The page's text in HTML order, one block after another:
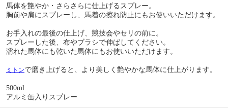
馬体を艶やか・さらさらに仕上げるスプレー。
胸前や肩にスプレーし、馬着の擦れ防止にもお使いいただけます。
お手入れの最後の仕上げ、競技会やセリの前に。
スプレーした後、布やブラシで伸ばしてください。
濡れた馬体にも乾いた馬体にもお使いいただけます。
ミトンで磨き上げると、より美しく艶やかな馬体に仕上がります。
500ml
アルミ缶入りスプレー